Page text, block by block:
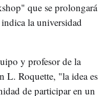
que se prolongará
la universidad
y profesor de la
L. Roquette, "la idea es
de participar en un